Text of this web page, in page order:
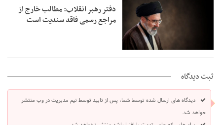
دفتر رهبر انقلاب: مطالب خارج از
مراجع رسمی فاقد سندیت است
ثبت دیدگاه
دیدگاه های ارسال شده توسط شما، پس از تایید توسط تیم مدیریت در وب منتشر
خواهد شد.